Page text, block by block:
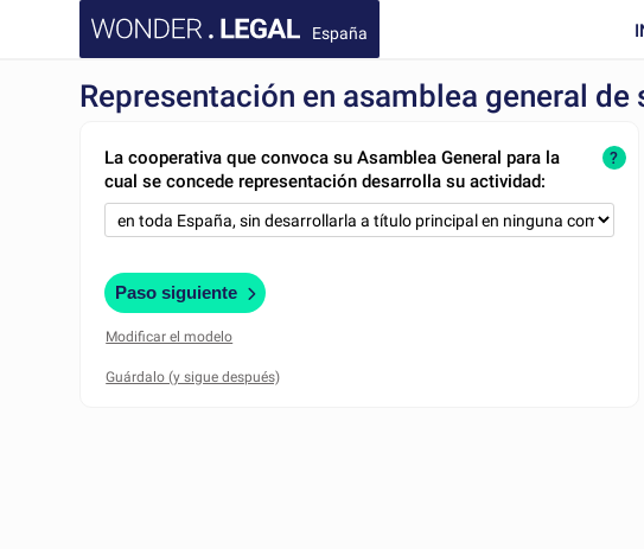
España
Representación en asamblea general
La cooperativa que convoca su Asamblea General para la
cual se concede representación desarrolla su actividad:
?
Paso siguiente
Modificar el modelo